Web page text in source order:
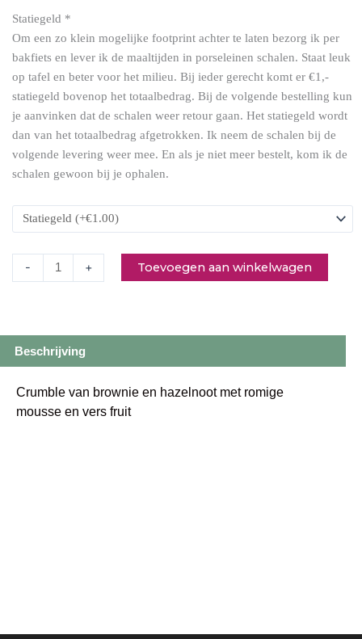
Statiegeld *
Om een zo klein mogelijke footprint achter te laten bezorg ik per
bakfiets en lever ik de maaltijden in porseleinen schalen. Staat leuk
op tafel en beter voor het milieu. Bij ieder gerecht komt er €1,-
statiegeld bovenop het totaalbedrag. Bij de volgende bestelling kun
je aanvinken dat de schalen weer retour gaan. Het statiegeld wordt
dan van het totaalbedrag afgetrokken. Ik neem de schalen bij de
volgende levering weer mee. En als je niet meer bestelt, kom ik de
schalen gewoon bij je ophalen.
-
Brownie
crumble
met
chocolade
ganache
en
aardbei
(maandag)
+ Toevoegen aan winkelwagen
Beschrijving
Crumble van brownie en hazelnoot met romige
mousse en vers fruit